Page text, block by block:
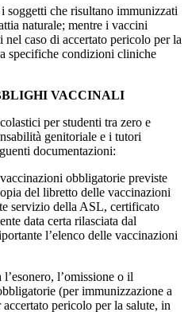
soggetti che risultano immunizzati
naturale; mentre i vaccini
caso di accertato pericolo per la
specifiche condizioni cliniche
VACCINALI
per studenti tra zero e
genitoriale e i tutori
documentazioni:
obbligatorie previste
del libretto delle vaccinazioni
servizio della ASL, certificato
data certa rilasciata dal
l’elenco delle vaccinazioni
l’omissione o il
(per immunizzazione a
pericolo per la salute, in